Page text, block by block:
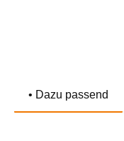
• Dazu passend